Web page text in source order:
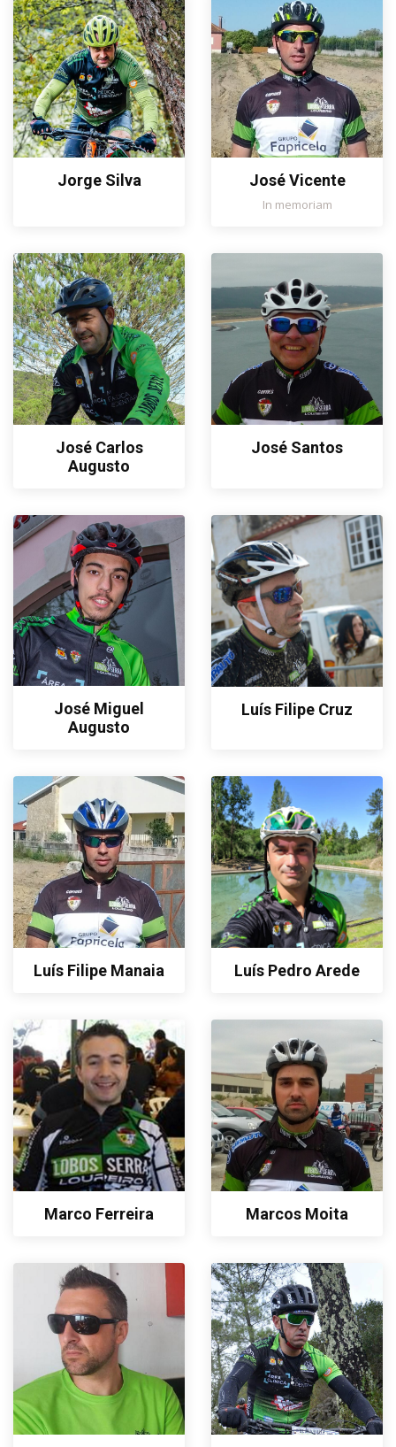
Jorge Silva José Vicente
In memoriam
José Carlos
Augusto
José Santos
José Miguel
Augusto
Luís Filipe Cruz
Luís Filipe Manaia Luís Pedro Arede
Marco Ferreira Marcos Moita